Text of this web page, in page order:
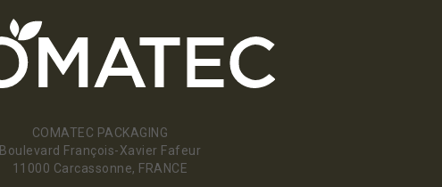
COMATEC PACKAGING
Boulevard François-Xavier Fafeur
11000 Carcassonne, FRANCE